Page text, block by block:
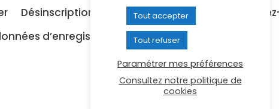
Désinscription aux communications
d’enregistrement
Tout accepter
Tout refuser
Paramétrer mes préférences
Consultez notre politique de
cookies